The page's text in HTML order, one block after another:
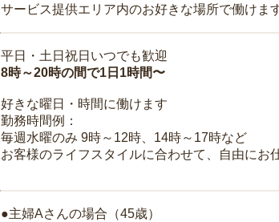
サービス提供エリア内のお好きな場所で働けます
平日・土日祝日いつでも歓迎
8時～20時の間で1日1時間〜
好きな曜日・時間に働けます
勤務時間例：
毎週水曜のみ 9時～12時、14時～17時など
お客様のライフスタイルに合わせて、自由にお
●主婦Aさんの場合（45歳）